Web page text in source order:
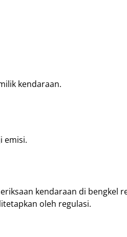
kendaraan.
emisi.
kendaraan di bengkel
oleh regulasi.